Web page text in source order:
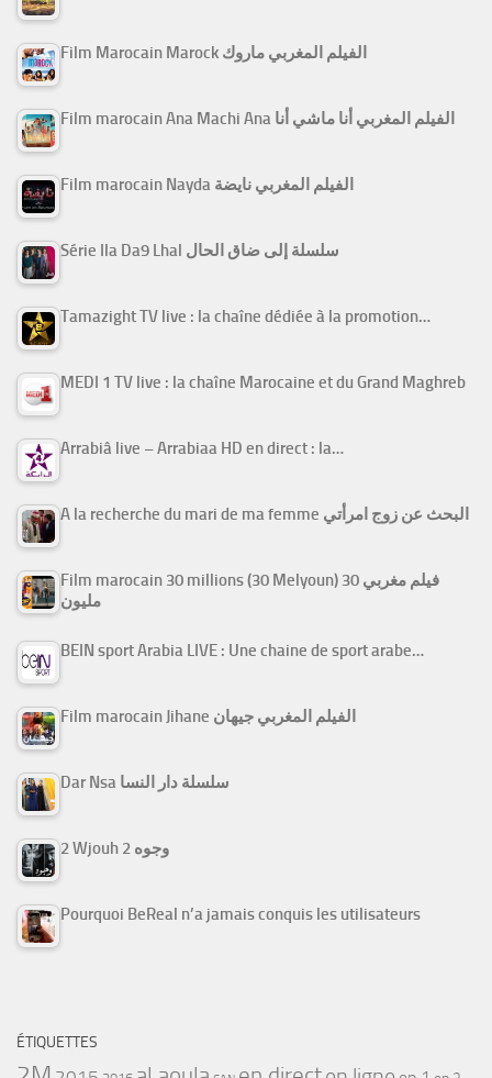
Film Marocain Marock الفيلم المغربي ماروك
Film marocain Ana Machi Ana الفيلم المغربي أنا ماشي أنا
Film marocain Nayda الفيلم المغربي نايضة
Série Ila Da9 Lhal سلسلة إلى ضاق الحال
Tamazight TV live : la chaîne dédiée à la promotion…
MEDI 1 TV live : la chaîne Marocaine et du Grand Maghreb
Arrabiâ live – Arrabiaa HD en direct : la…
A la recherche du mari de ma femme البحث عن زوج امرأتي
Film marocain 30 millions (30 Melyoun) فيلم مغربي 30
مليون
BEIN sport Arabia LIVE : Une chaine de sport arabe…
Film marocain Jihane الفيلم المغربي جيهان
Dar Nsa سلسلة دار النسا
2 Wjouh 2 وجوه
Pourquoi BeReal n’a jamais conquis les utilisateurs
ÉTIQUETTES